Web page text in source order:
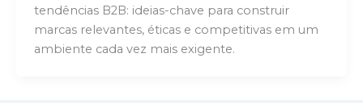
tendências B2B: ideias-chave para construir
marcas relevantes, éticas e competitivas em um
ambiente cada vez mais exigente.